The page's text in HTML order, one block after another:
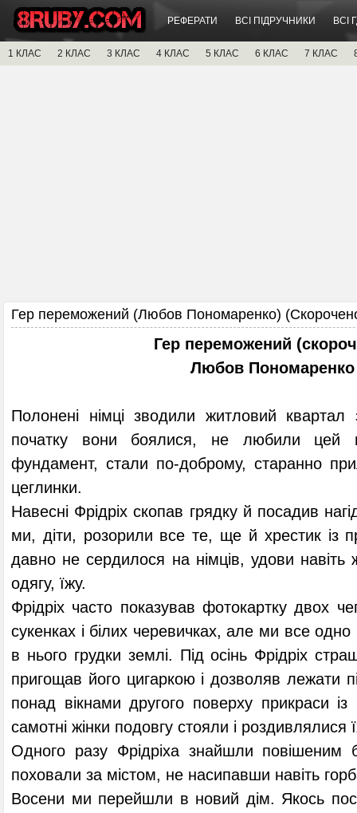
РЕФЕРАТИ ВСІ ПІДРУЧНИКИ ВСІ
1 КЛАС 2 КЛАС 3 КЛАС 4 КЛАС 5 КЛАС 6 КЛАС 7 КЛАС
Гер переможений (Любов Пономаренко)
Гер переможений
Любов Пономаренко
Полонені німці зводили житловий
початку вони боялися, не любили цей
фундамент, стали по-доброму, старанно
цеглинки.
Навесні Фрідріх скопав грядку й посадив
ми, діти, розорили все те, ще й хрестик із
давно не сердилося на німців, удови
одягу, їжу.
Фрідріх часто показував фотокартку двох
сукенках і білих черевичках, але ми все
в нього грудки землі. Під осінь Фрідріх
пригощав його цигаркою і дозволяв лежати
понад вікнами другого поверху прикраси
самотні жінки подовгу стояли і роздивлялися
Одного разу Фрідріха знайшли повішеним
поховали за містом, не насипавши навіть
Восени ми перейшли в новий дім. Якось